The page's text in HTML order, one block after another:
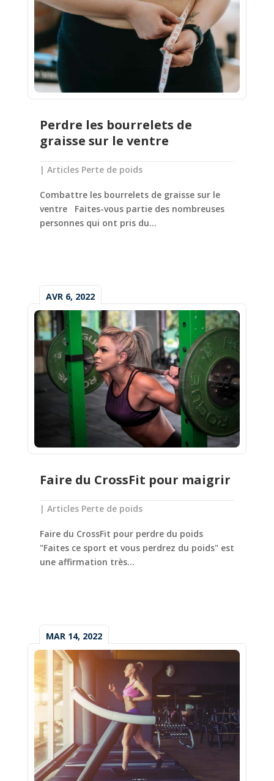
Perdre les bourrelets de
graisse sur le ventre
| Articles Perte de poids
Combattre les bourrelets de graisse sur le
ventre Faites-vous partie des nombreuses
personnes qui ont pris du...
Faire du CrossFit pour maigrir
AVR 6, 2022
| Articles Perte de poids
Faire du CrossFit pour perdre du poids
"Faites ce sport et vous perdrez du poids" est
une affirmation très...
MAR 14, 2022